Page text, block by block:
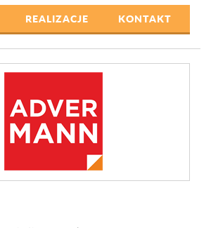
REALIZACJE KONTAKT